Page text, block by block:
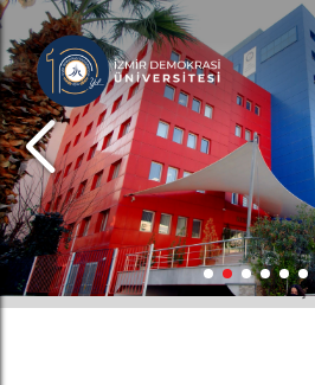
İDÜ'YÜ